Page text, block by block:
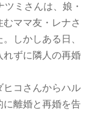
ツミさんは、娘・
ママ友・レナさ
しかしある日、
れずに隣人の再婚
ヒコさんからハル
に離婚と再婚を告